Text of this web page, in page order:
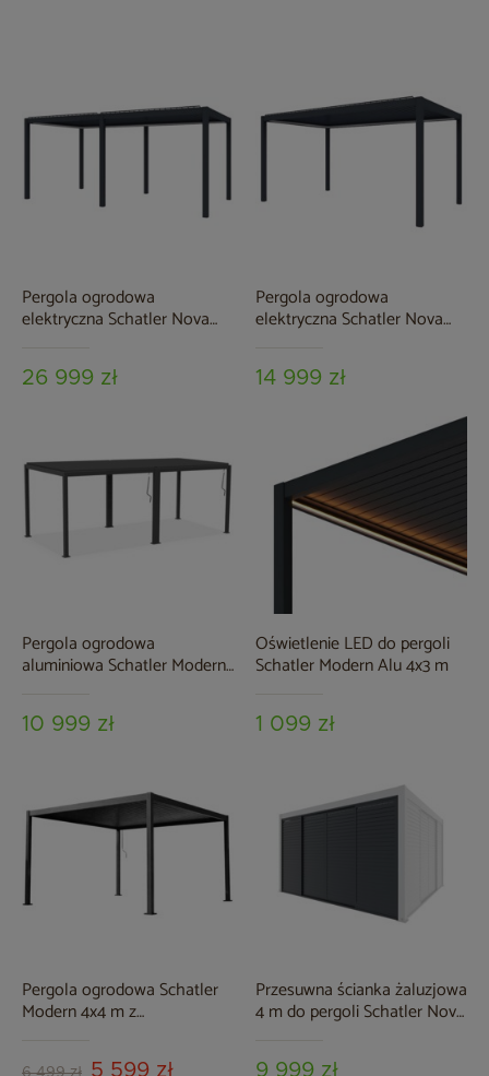
Pergola ogrodowa
elektryczna Schatler Nova
oświetleniem LED
26 999 zł
Pergola ogrodowa
elektryczna Schatler Nova
oświetleniem LED
14 999 zł
Pergola ogrodowa
aluminiowa Schatler Modern
10 999 zł
Oświetlenie LED do pergoli
Schatler Modern Alu 4x3 m
1 099 zł
Pergola ogrodowa Schatler
Modern 4x4 m z
5 599 zł
Przesuwna ścianka żaluzjowa
4 m do pergoli Schatler Nova
9 999 zł